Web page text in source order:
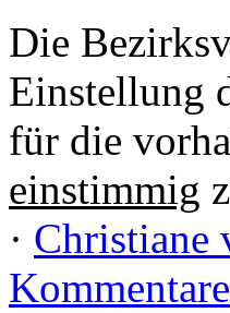
Die
Einstellung
für die
einstimmig
· Christiane
Kommentare